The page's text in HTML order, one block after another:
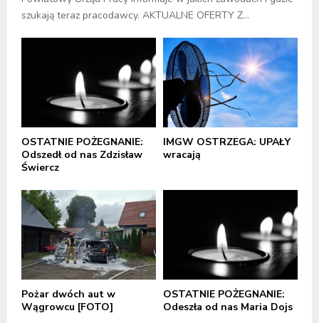
szukają teraz pracodawcy. AKTUALNE OFERTY Z...
OSTATNIE POŻEGNANIE:
Odszedł od nas Zdzisław
Świercz
IMGW OSTRZEGA: UPAŁY
wracają
Pożar dwóch aut w
Wągrowcu [FOTO]
OSTATNIE POŻEGNANIE:
Odeszła od nas Maria Dojs